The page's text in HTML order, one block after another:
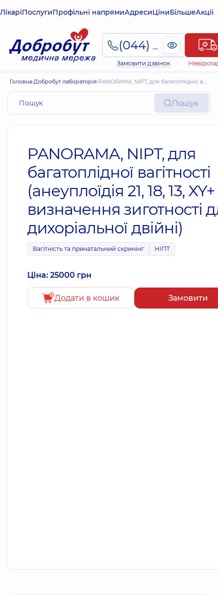
ЛікаріПослугиПрофільні напрямиАдресиЦіниБільшеАкції
(044) 495-2-888
Замовити дзвінок
Головна Добробут лабораторія PANORAMA, NIPT, для багатоплідної вагітності (анеуплоїдія 21, 18, 13, XY+ визначення зиготності для дихоріальної двійні)
Пошук
PANORAMA, NIPT, для
багатоплідної вагітності
(анеуплоїдія 21, 18, 13, XY+
визначення зиготності
дихоріальної двійні)
Вагітність та пренатальний скринінг НІПТ
Ціна: 25000 грн
Додати в кошик Замовити